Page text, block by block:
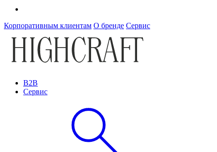
Корпоративным клиентам О бренде Сервис
B2B
Сервис